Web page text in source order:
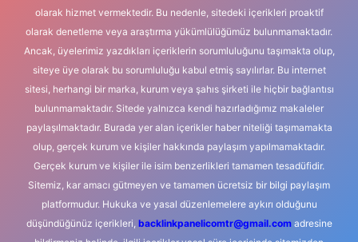
olarak hizmet vermektedir. Bu nedenle, sitedeki içerikleri proaktif
olarak denetleme veya araştırma yükümlülüğümüz bulunmamaktadır.
Ancak, üyelerimiz yazdıkları içeriklerin sorumluluğunu taşımakta olup,
siteye üye olarak bu sorumluluğu kabul etmiş sayılırlar. Bu internet
sitesi, herhangi bir marka, kurum veya şahıs şirketi ile hiçbir bağlantısı
bulunmamaktadır. Sitede yalnızca kendi hazırladığımız makaleler
paylaşılmaktadır. Burada yer alan içerikler haber niteliği taşımamakta
olup, gerçek kurum ve kişiler hakkında paylaşım yapılmamaktadır.
Gerçek kurum ve kişiler ile isim benzerlikleri tamamen tesadüfidir.
Sitemiz, kar amacı gütmeyen ve tamamen ücretsiz bir bilgi paylaşım
platformudur. Hukuka ve yasal düzenlemelere aykırı olduğunu
düşündüğünüz içerikleri, backlinkpanelicomtr@gmail.comadresine